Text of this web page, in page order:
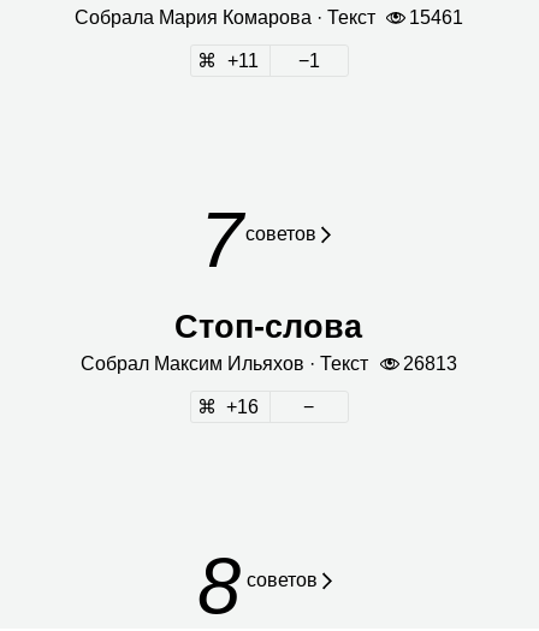
Собрала Мария Кома­рова · Текст 15461
11 1
7сове­тов
Стоп‑слова
Собрал Мак­сим Илья­хов · Текст 26813
16
8 советов